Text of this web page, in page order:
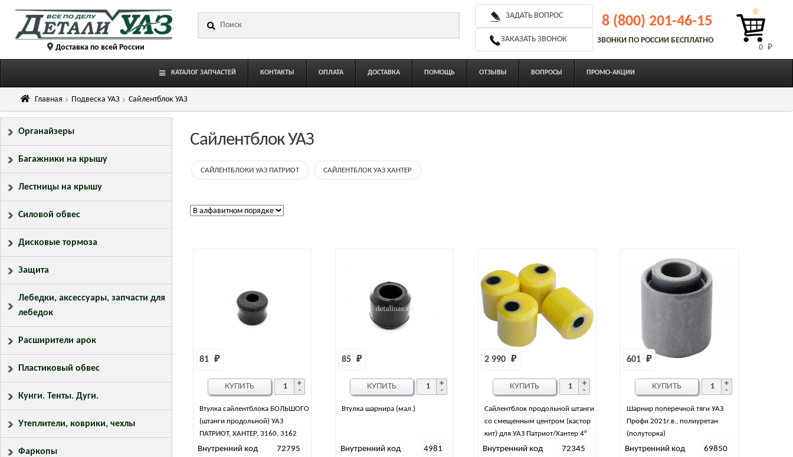
Перейти
Перейти
содержимому Доставка по всей России
ЗАДАТЬ ВОПРОС
ЗАКАЗАТЬ ЗВОНОК
8 (800) 201-46-15
ЗВОНКИ ПО РОССИИ БЕСПЛАТНО
0 ₽
0
КАТАЛОГ ЗАПЧАСТЕЙ КОНТАКТЫ ОПЛАТА ДОСТАВКА ПОМОЩЬ ОТЗЫВЫ ВОПРОСЫ ПРОМО-АКЦИИ
Главная Подвеска УАЗ Сайлентблок УАЗ
Сайлентблок УАЗ
САЙЛЕНТБЛОКИ УАЗ ПАТРИОТ САЙЛЕНТБЛОК УАЗ ХАНТЕР
Втулка сайлентблока БОЛЬШОГО
(штанги продольной) УАЗ
ПАТРИОТ, ХАНТЕР, 3160, 3162
резиновая
81 ₽
Внутренний код 72795
КУПИТЬ
Втулка шарнира (мал.)
85 ₽
Внутренний код 4981
КУПИТЬ
Сайлентблок продольной штанги
со смещенным центром (кастор
кит) для УАЗ Патриот/Хантер 4°
полиуретан (к-т 4 шт) РИФ
2 990 ₽
Внутренний код 72345
КУПИТЬ
Шарнир поперечной тяги УАЗ
Профи 2021г.в., полиуретан
(полуторка)
601 ₽
Внутренний код 69850
КУПИТЬ
Органайзеры
Багажники на крышу
Лестницы на крышу
Силовой обвес
Дисковые тормоза
Защита
Лебедки, аксессуары, запчасти для
лебедок
Расширители арок
Пластиковый обвес
Кунги. Тенты. Дуги.
Утеплители, коврики, чехлы
Фаркопы